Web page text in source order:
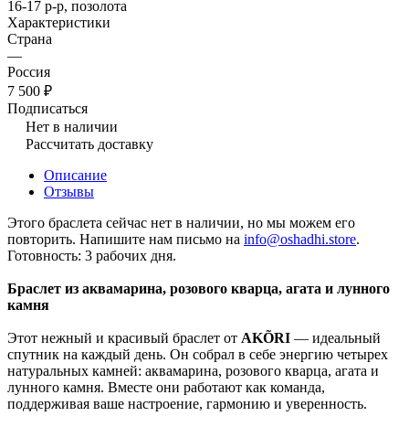
16-17 р-р, позолота
Характеристики
Страна
—
Россия
7 500 ₽
Подписаться
Нет в наличии
Рассчитать доставку
Описание
Отзывы
Этого браслета сейчас нет в наличии, но мы можем его
повторить. Напишите нам письмо на info@oshadhi.store.
Готовность: 3 рабочих дня.
Браслет из аквамарина, розового кварца, агата и лунного
камня
Этот нежный и красивый браслет от AKÕRI — идеальный
спутник на каждый день. Он собрал в себе энергию четырех
натуральных камней: аквамарина, розового кварца, агата и
лунного камня. Вместе они работают как команда,
поддерживая ваше настроение, гармонию и уверенность.